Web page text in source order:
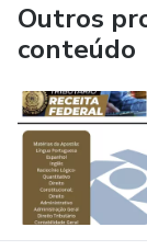
atualizações no
Outros
conteúdo